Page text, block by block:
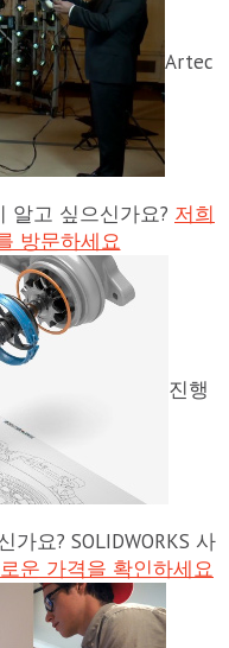
Artec
알고 싶으신가요? 저희
방문하세요
진행
요? SOLIDWORKS 사
운 가격을 확인하세요